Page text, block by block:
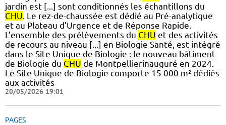
jardin est [...] sont conditionnés les échantillons du
CHU. Le rez-de-chaussée est dédié au Pré-analytique
et au Plateau d’Urgence et de Réponse Rapide.
L’ensemble des prélèvements du CHU et des activités
de recours au niveau [...] en Biologie Santé, est intégré
dans le Site Unique de Biologie : le nouveau bâtiment
de Biologie du CHU de Montpellierinauguré en 2024.
Le Site Unique de Biologie comporte 15 000 m² dédiés
aux activités
20/05/2026 19:01
PAGES